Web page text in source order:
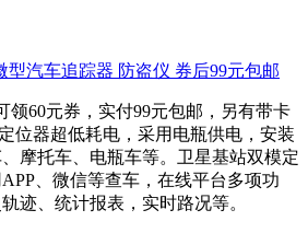
领60元券，实付99元包邮，另有带卡
位器超低耗电，采用电瓶供电，安装
摩托车、电瓶车等。卫星基站双模定
、微信等查车，在线平台多项功
迹、统计报表，实时路况等。